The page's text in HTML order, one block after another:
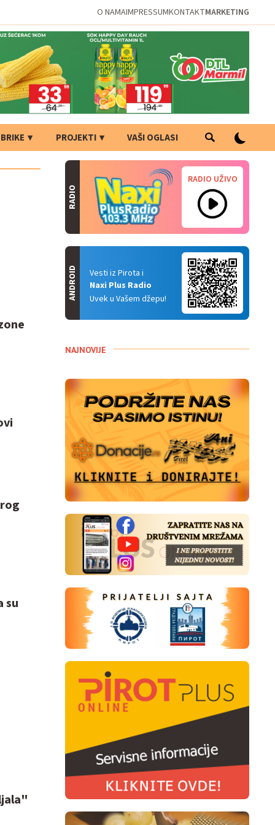
O NAMAIMPRESSUMKONTAKTMARKETING
PROJEKTI VAŠI OGLASI
su
RADIO
RADIO UŽIVO
Vesti iz Pirota i
Naxi Plus Radio
Uvek u Vašem džepu!
ANDROID
NAJNOVIJE